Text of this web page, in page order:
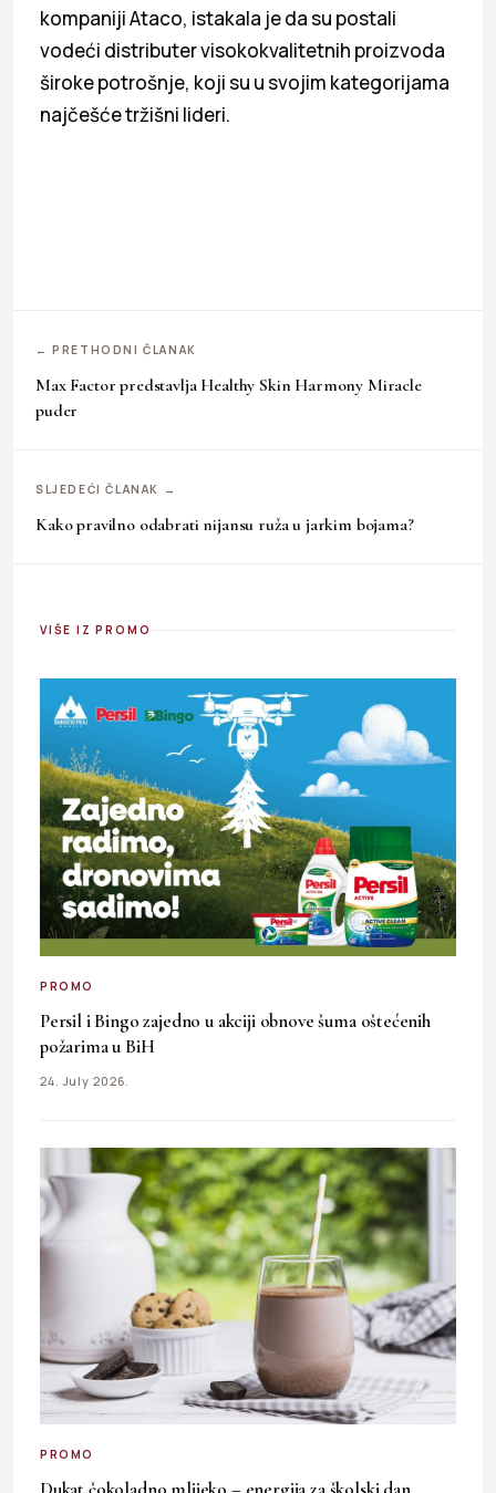
kompaniji Ataco, istakala je da su postali
vodeći distributer visokokvalitetnih proizvoda
široke potrošnje, koji su u svojim kategorijama
najčešće tržišni lideri.
← PRETHODNI ČLANAK
Max Factor predstavlja Healthy Skin Harmony Miracle
puder
SLJEDEĆI ČLANAK →
Kako pravilno odabrati nijansu ruža u jarkim bojama?
VIŠE IZ PROMO
PROMO
Persil i Bingo zajedno u akciji obnove šuma oštećenih
požarima u BiH
24. July 2026.
PROMO